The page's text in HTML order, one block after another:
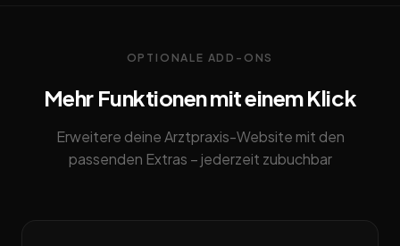
OPTIONALE ADD-ONS
Mehr Funktionen mit einem Klick
Erweitere deine Arztpraxis-Website mit den
passenden Extras – jederzeit zubuchbar